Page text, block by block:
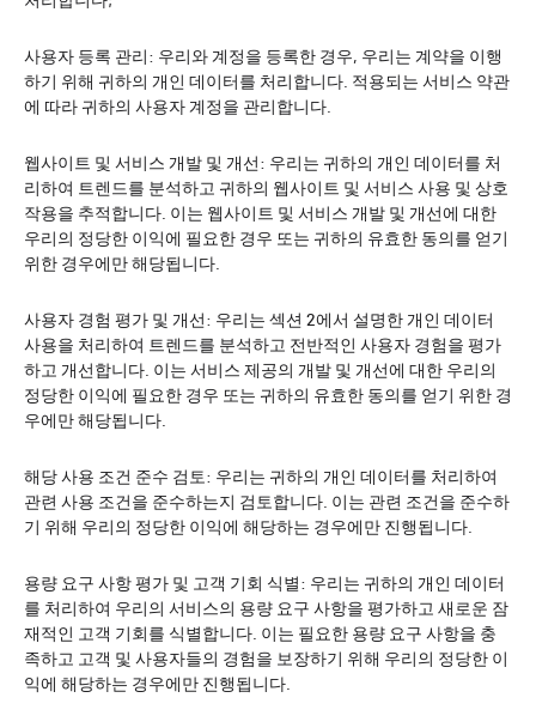
사용자 등록 관리: 우리와 계정을 등록한 경우, 우리는 계약을 이행
하기 위해 귀하의 개인 데이터를 처리합니다. 적용되는 서비스 약관
에 따라 귀하의 사용자 계정을 관리합니다.
웹사이트 및 서비스 개발 및 개선: 우리는 귀하의 개인 데이터를 처
리하여 트렌드를 분석하고 귀하의 웹사이트 및 서비스 사용 및 상호
작용을 추적합니다. 이는 웹사이트 및 서비스 개발 및 개선에 대한
우리의 정당한 이익에 필요한 경우 또는 귀하의 유효한 동의를 얻기
위한 경우에만 해당됩니다.
사용자 경험 평가 및 개선: 우리는 섹션 2에서 설명한 개인 데이터
사용을 처리하여 트렌드를 분석하고 전반적인 사용자 경험을 평가
하고 개선합니다. 이는 서비스 제공의 개발 및 개선에 대한 우리의
정당한 이익에 필요한 경우 또는 귀하의 유효한 동의를 얻기 위한 경
우에만 해당됩니다.
해당 사용 조건 준수 검토: 우리는 귀하의 개인 데이터를 처리하여
관련 사용 조건을 준수하는지 검토합니다. 이는 관련 조건을 준수하
기 위해 우리의 정당한 이익에 해당하는 경우에만 진행됩니다.
용량 요구 사항 평가 및 고객 기회 식별: 우리는 귀하의 개인 데이터
를 처리하여 우리의 서비스의 용량 요구 사항을 평가하고 새로운 잠
재적인 고객 기회를 식별합니다. 이는 필요한 용량 요구 사항을 충
족하고 고객 및 사용자들의 경험을 보장하기 위해 우리의 정당한 이
익에 해당하는 경우에만 진행됩니다.